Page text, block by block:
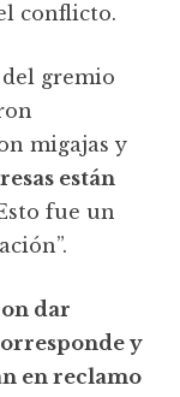
conflicto.
gremio
migajas y
están
fue un
dar
y
en reclamo